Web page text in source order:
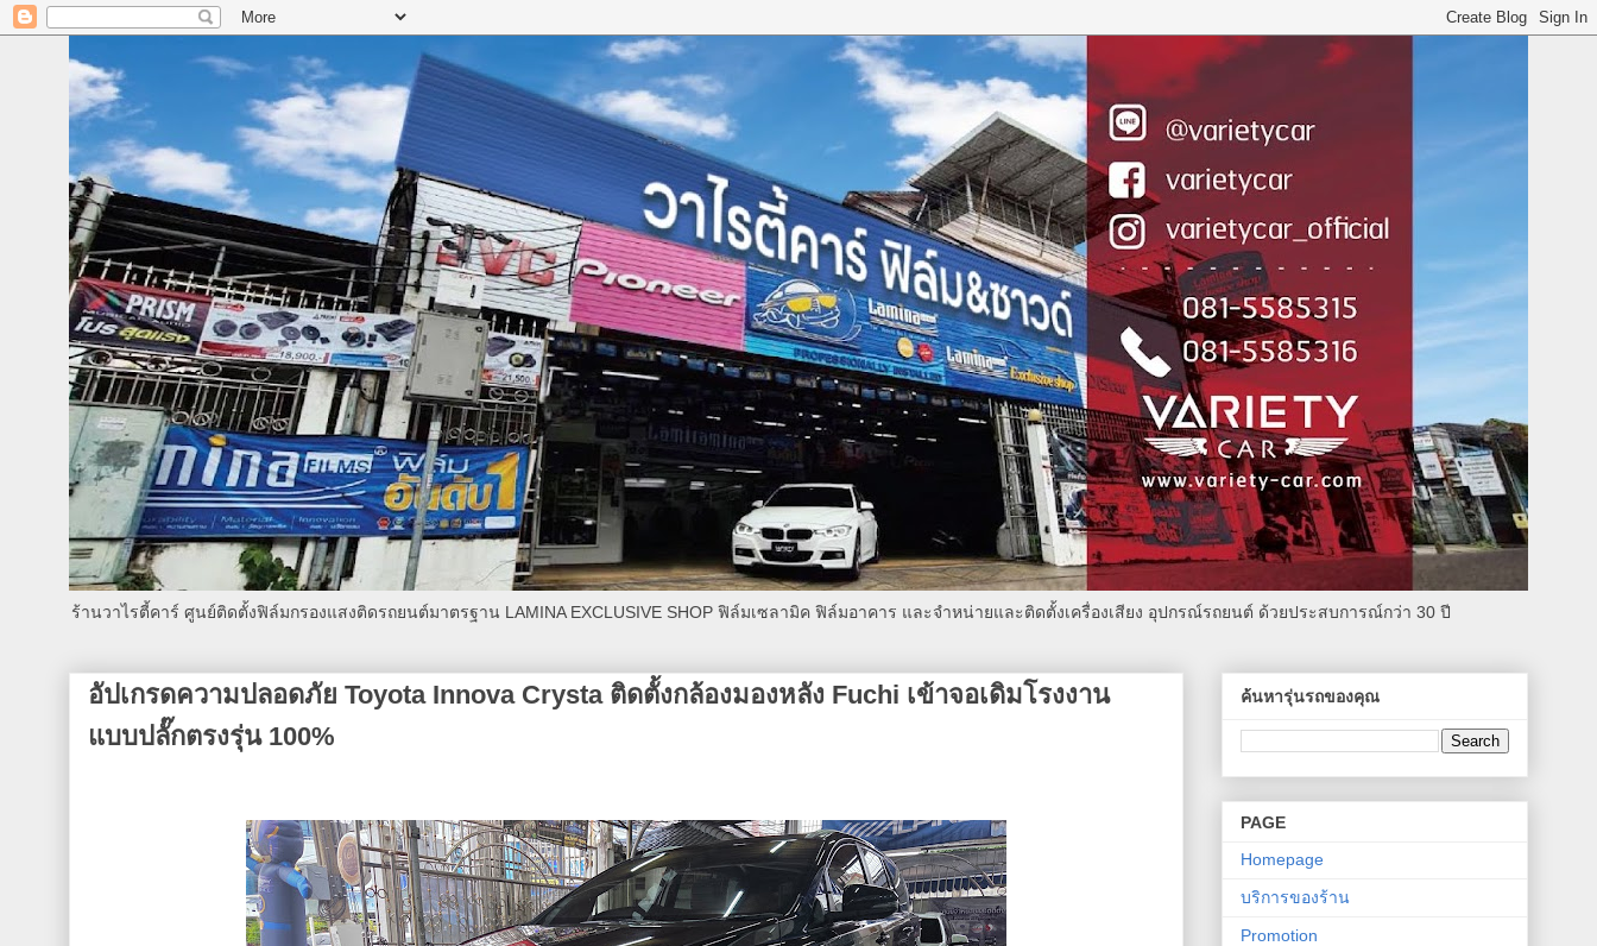
ร้านวาไรตี้คาร์ ศูนย์ติดตั้งฟิล์มกรองแสงติดรถยนต์มาตรฐาน LAMINA EXCLUSIVE SHOP ฟิล์มเซลามิค ฟิล์มอาคาร และจำหน่ายและติดตั้งเครื่องเสียง อุปกรณ์รถยนต์ ด้วยประสบการณ์กว่า 30 ปี
อัปเกรดความปลอดภัย Toyota Innova Crysta ติดตั้งกล้องมองหลัง Fuchi เข้าจอเดิมโรงงาน
แบบปลั๊กตรงรุ่น 100%
ค้นหารุ่นรถของคุณ
PAGE
Homepage
บริการของร้าน
Promotion